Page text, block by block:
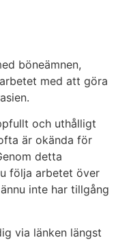
böneämnen,
med att göra
och uthålligt
är okända för
detta
följa arbetet över
inte har tillgång
via länken längst